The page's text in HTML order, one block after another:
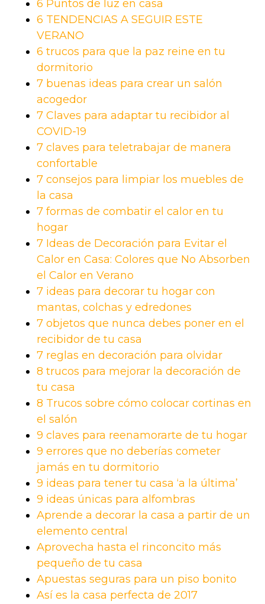
6 Puntos de luz en casa
6 TENDENCIAS A SEGUIR ESTE
VERANO
6 trucos para que la paz reine en tu
dormitorio
7 buenas ideas para crear un salón
acogedor
7 Claves para adaptar tu recibidor al
COVID-19
7 claves para teletrabajar de manera
confortable
7 consejos para limpiar los muebles de
la casa
7 formas de combatir el calor en tu
hogar
7 Ideas de Decoración para Evitar el
Calor en Casa: Colores que No Absorben
el Calor en Verano
7 ideas para decorar tu hogar con
mantas, colchas y edredones
7 objetos que nunca debes poner en el
recibidor de tu casa
7 reglas en decoración para olvidar
8 trucos para mejorar la decoración de
tu casa
8 Trucos sobre cómo colocar cortinas en
el salón
9 claves para reenamorarte de tu hogar
9 errores que no deberías cometer
jamás en tu dormitorio
9 ideas para tener tu casa ‘a la última’
9 ideas únicas para alfombras
Aprende a decorar la casa a partir de un
elemento central
Aprovecha hasta el rinconcito más
pequeño de tu casa
Apuestas seguras para un piso bonito
Así es la casa perfecta de 2017